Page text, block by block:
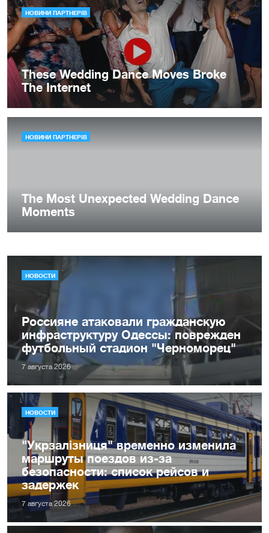
НОВОСТИ
Россияне атаковали гражданскую
инфраструктуру Одессы: поврежден
футбольный стадион "Черноморец"
7 августа 2026
НОВОСТИ
"Укрзалізниця" временно изменила
маршруты поездов из-за
безопасности: список рейсов и
задержек
7 августа 2026